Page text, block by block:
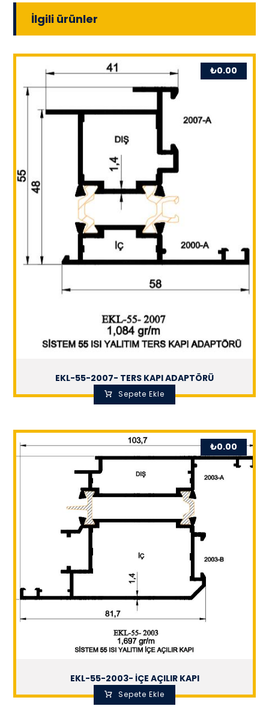
İlgili ürünler
EKL-55-2007- TERS KAPI ADAPTÖRÜ
₺0.00
Sepete Ekle
EKL-55-2003- İÇE AÇILIR KAPI
₺0.00
Sepete Ekle